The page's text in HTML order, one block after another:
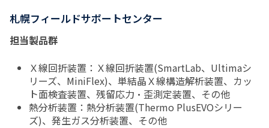
札幌フィールドサポートセンター
担当製品群
Ｘ線回折装置：Ｘ線回折装置(SmartLab、Ultimaシ
リーズ、MiniFlex)、単結晶Ｘ線構造解析装置、カッ
ト面検査装置、残留応力・歪測定装置、その他
熱分析装置：熱分析装置(Thermo PlusEVOシリー
ズ)、発生ガス分析装置、その他